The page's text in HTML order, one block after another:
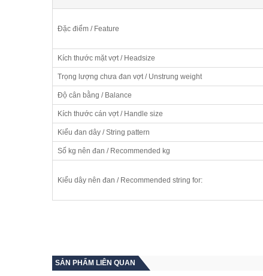
Đặc điểm / Feature
Kích thước mặt vợt / Headsize
Trọng lượng chưa đan vợt / Unstrung weight
Độ cân bằng / Balance
Kích thước cán vợt / Handle size
Kiểu đan dây / String pattern
Số kg nên đan / Recommended kg
Kiểu dây nên đan / Recommended string for:
SẢN PHẨM LIÊN QUAN